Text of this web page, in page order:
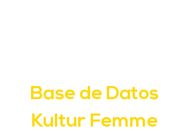
Base de Datos
Kultur Femme